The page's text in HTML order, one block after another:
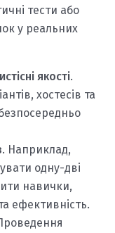
тести або
у реальних
якості.
хостесів та
. Наприклад,
одну-дві
навички,
ефективність.